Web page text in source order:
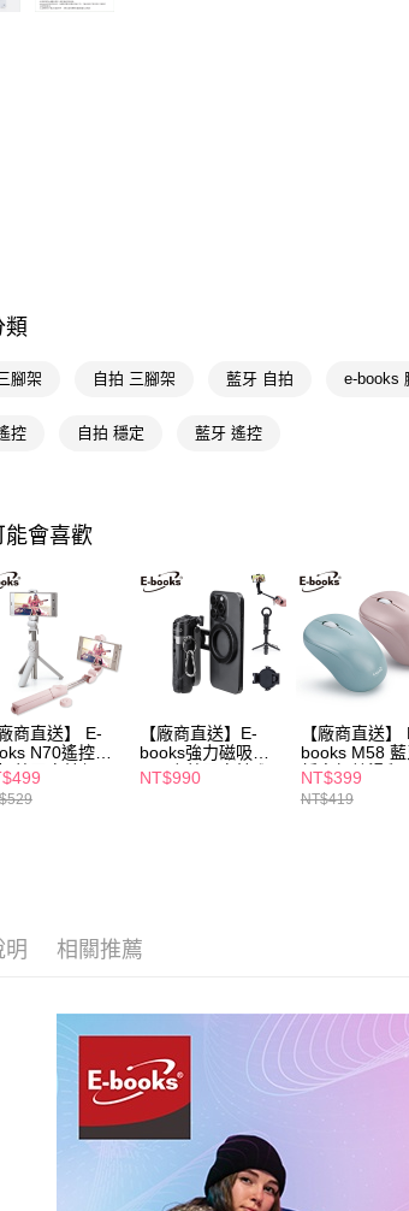
類
腳架 自拍 三腳架 藍牙 自拍 e-books
控 自拍 穩定 藍牙 遙控
能會喜歡
廠商直送】 E-
N70遙控三
藍牙自拍組
【廠商直送】E-
books強力磁吸
360度藍牙自拍腳
架-N86
NT$990
【廠商直送】
books M58 藍
靜音無線滑鼠
NT$399
NT$419
明 相關推薦